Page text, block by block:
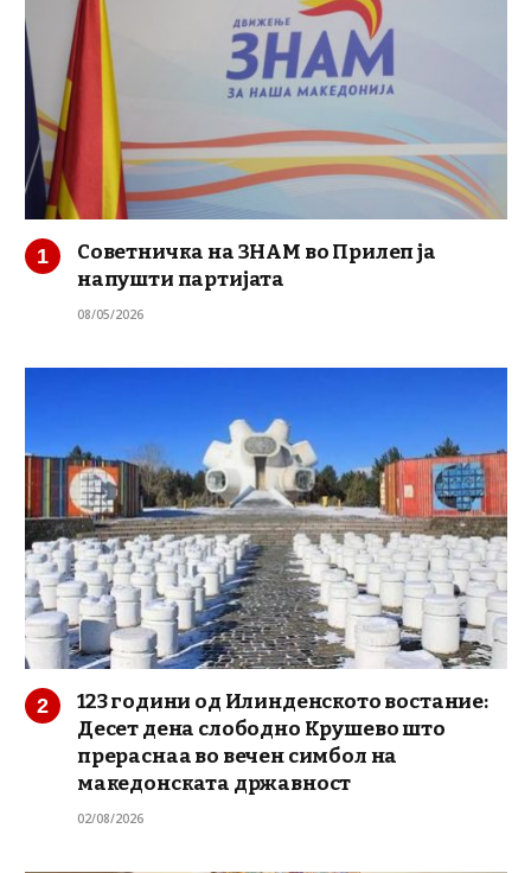
Советничка на ЗНАМ во Прилеп ја
напушти партијата
08/05/2026
123 години од Илинденското востание:
Десет дена слободно Крушево што
прераснаа во вечен симбол на
македонската државност
02/08/2026